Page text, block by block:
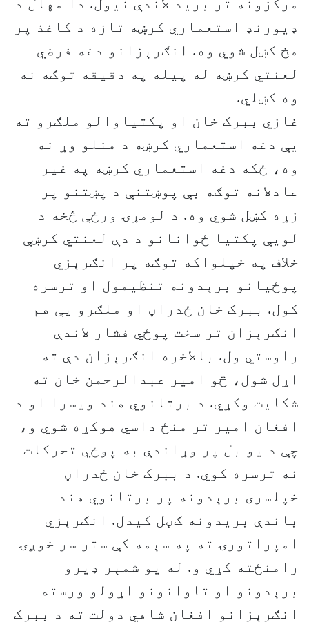
مرکزونه تر برید لاندې نیول. دا مهال د
ډيورنډ استعماري کرښه تازه د کاغذ پر
مخ کښل شوي وه. انګرېزانو دغه فرضي
لعنتي کرښه له پیله په دقیقه توګه نه
وه کښلي.
غازي ببرک خان او پکتیاوالو ملګرو ته
یې دغه استعماري کرښه د منلو وړ نه
وه، ځکه دغه استعماري کرښه په غیر
عادلانه توګه بې پوښتنې د پښتنو پر
زړه کښل شوي وه. د لومړۍ ورځې څخه د
لویې پکتیا ځوانانو د دې لعنتي کرښې
خلاف په خپلواکه توګه پر انګرېزي
پوځیانو برېدونه تنظیمول او ترسره
کول. ببرک خان ځدراڼ او ملګرو یې هم
انګرېزان تر سخت پوځي فشار لاندې
راوستي ول. بالاخره انګرېزان دې ته
اړل شول، څو امیر عبدالرحمن خان ته
شکایت وکړي. د برتانوي هند ویسرا او د
افغان امیر تر منځ داسي هوکړه شوي و،
چې د یو بل پر وړاندې به پوځي تحرکات
نه ترسره کوي. د ببرک خان ځدراڼ
خپلسری برېدونه پر برتانوي هند
باندې بریدونه ګڼل کیدل. انګرېزي
امپراتورۍ ته په سېمه کې ستر سر خوږۍ
رامنځته کړي و. له یو شمېر ډ‌یرو
برېدونو او تاوانونو اړولو ورسته
انګرېزانو افغان شاهي دولت ته د ببرک